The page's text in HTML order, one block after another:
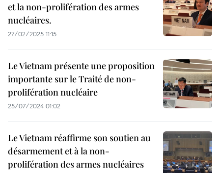
et la non-prolifération des armes
nucléaires.
27/02/2025 11:15
Le Vietnam présente une proposition
importante sur le Traité de non-
prolifération nucléaire
25/07/2024 01:02
Le Vietnam réaffirme son soutien au
désarmement et à la non-
prolifération des armes nucléaires